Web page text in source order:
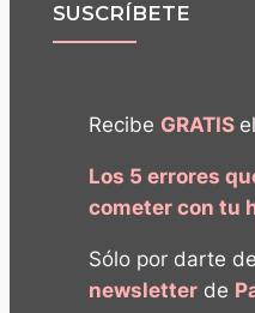
SUSCRÍBETE
Recibe GRATIS el
Los 5 errores
cometer con tu
Sólo por darte
newsletterde